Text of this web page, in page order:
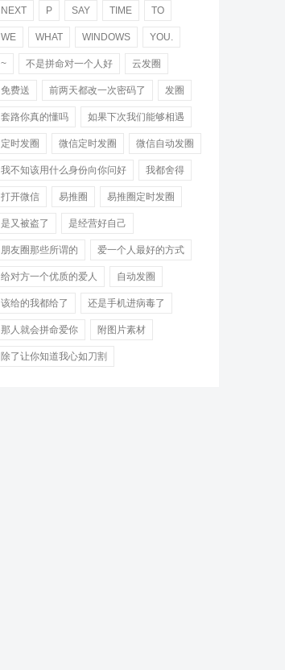
NEXT P SAY TIME TO
WE WHAT WINDOWS YOU.
~ 不是拼命对一个人好 云发圈
免费送 前两天都改一次密码了 发圈
套路你真的懂吗 如果下次我们能够相遇
定时发圈 微信定时发圈 微信自动发圈
我不知该用什么身份向你问好 我都舍得
打开微信 易推圈 易推圈定时发圈
是又被盗了 是经营好自己
朋友圈那些所谓的 爱一个人最好的方式
给对方一个优质的爱人 自动发圈
该给的我都给了 还是手机进病毒了
那人就会拼命爱你 附图片素材
除了让你知道我心如刀割